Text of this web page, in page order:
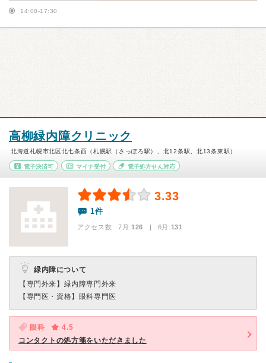
14:00-17:30
高柳緑内障クリニック
北海道札幌市北区北七条西（札幌駅（さっぽろ駅）、北12条駅、北13条東駅）
電子決済可 マイナ受付 電子処方せん対応
3.33
1件
アクセス数 7月:126 | 6月:131
緑内障について
【専門外来】 緑内障専門外来
【専門医・資格】 眼科専門医
眼科
4.5
コンタクトの処方箋をいただきました